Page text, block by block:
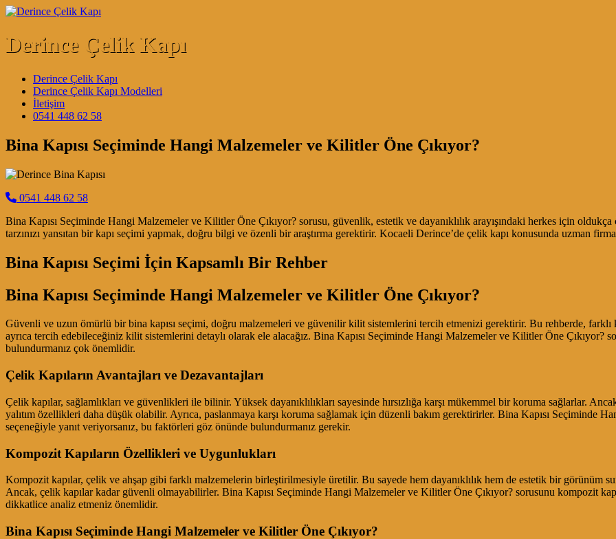
Skip to content
Derince Çelik Kapı
Main Navigation
Derince Çelik Kapı
Derince Çelik Kapı Modelleri
İletişim
0541 448 62 58
Bina Kapısı Seçiminde Hangi Malzemeler ve Kilitler Öne Çıkıyor?
0541 448 62 58
Bina Kapısı Seçiminde Hangi Malzemeler ve Kilitler Öne Çıkıyor? sorusu, güvenlik, estetik ve dayanıklılık arayışındaki herkes için
tarzınızı yansıtan bir kapı seçimi yapmak, doğru bilgi ve özenli bir araştırma gerektirir. Kocaeli Derince’de çelik kapı konusunda uzman
Bina Kapısı Seçimi İçin Kapsamlı Bir Rehber
Bina Kapısı Seçiminde Hangi Malzemeler ve Kilitler Öne Çıkıyor?
Güvenli ve uzun ömürlü bir bina kapısı seçimi, doğru malzemeleri ve güvenilir kilit sistemlerini tercih etmenizi gerektirir. Bu rehberde, farklı
ayrıca tercih edebileceğiniz kilit sistemlerini detaylı olarak ele alacağız. Bina Kapısı Seçiminde Hangi Malzemeler ve Kilitler Öne Çıkıyor?
bulundurmanız çok önemlidir.
Çelik Kapıların Avantajları ve Dezavantajları
Çelik kapılar, sağlamlıkları ve güvenlikleri ile bilinir. Yüksek dayanıklılıkları sayesinde hırsızlığa karşı mükemmel bir koruma sağlarlar.
yalıtım özellikleri daha düşük olabilir. Ayrıca, paslanmaya karşı koruma sağlamak için düzenli bakım gerektirirler. Bina Kapısı Seçiminde
seçeneğiyle yanıt veriyorsanız, bu faktörleri göz önünde bulundurmanız gerekir.
Kompozit Kapıların Özellikleri ve Uygunlukları
Kompozit kapılar, çelik ve ahşap gibi farklı malzemelerin birleştirilmesiyle üretilir. Bu sayede hem dayanıklılık hem de estetik bir görünüm
Ancak, çelik kapılar kadar güvenli olmayabilirler. Bina Kapısı Seçiminde Hangi Malzemeler ve Kilitler Öne Çıkıyor? sorusunu kompozit
dikkatlice analiz etmeniz önemlidir.
Bina Kapısı Seçiminde Hangi Malzemeler ve Kilitler Öne Çıkıyor?